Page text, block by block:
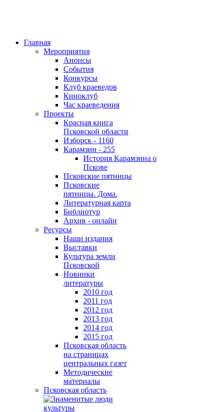
Главная
Мероприятия
Анонсы
События
Конкурсы
Клуб краеведов
Киноклуб
Час краеведения
Проекты
Красная книга
Псковской области
Изборск - 1160
Карамзин - 255
История Карамзина о
Пскове
Псковские пятницы
Псковские
пятницы. Дома.
Литературная карта
Библиотур
Архив - онлайн
Ресурсы
Наши издания
Выставки
Культура земли
Псковской
Новинки
литературы
2010 год
2011 год
2012 год
2013 год
2014 год
2015 год
Псковская область
на страницах
центральных газет
Методические
материалы
Псковская область